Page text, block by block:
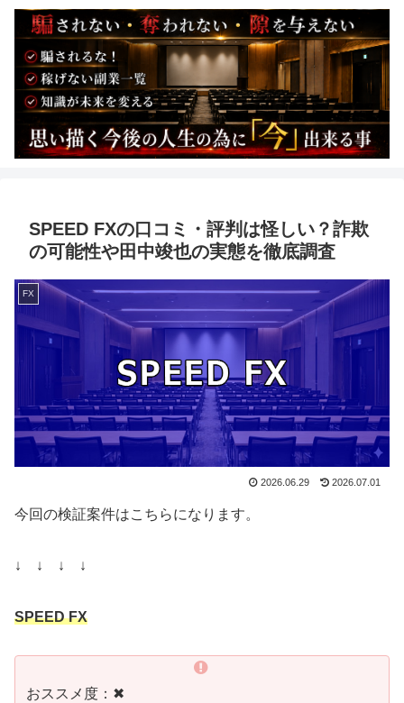
SPEED FXの口コミ・評判は怪しい？詐欺
の可能性や田中竣也の実態を徹底調査
FX
2026.06.29 2026.07.01
今回の検証案件はこちらになります。
↓ ↓ ↓ ↓
SPEED FX
おススメ度：✖